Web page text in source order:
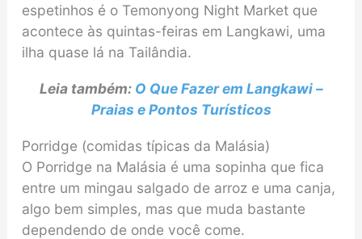
espetinhos é o Temonyong Night Market que
acontece às quintas-feiras em Langkawi, uma
ilha quase lá na Tailândia.
Leia também: O Que Fazer em Langkawi –
Praias e Pontos Turísticos
Porridge (comidas típicas da Malásia)
O Porridge na Malásia é uma sopinha que fica
entre um mingau salgado de arroz e uma canja,
algo bem simples, mas que muda bastante
dependendo de onde você come.